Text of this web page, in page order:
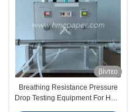
βίντεο
Breathing Resistance Pressure
Drop Testing Equipment For HME